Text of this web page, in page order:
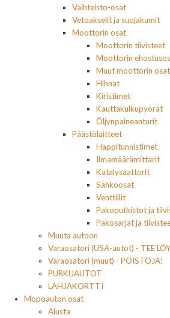
Vaihteisto-osat
Vetoakselit ja suojakumit
Moottorin osat
Moottorin tiivisteet
Moottorin
Muut moottorin osat
Hihnat
Kiristimet
Kauttakulkupyörät
Öljynpaineanturit
Päästölaitteet
Happitunnistimet
Ilmamäärämittarit
Katalysaattorit
Sähköosat
Venttiilit
Pakoputkistot ja
Pakosarjat ja
Muuta autoon
Varaosatori (USA-autot) - TEE
Varaosatori (muut) - POISTOJA!
PURKUAUTOT
LAHJAKORTTI
Mopoauton osat
Alusta